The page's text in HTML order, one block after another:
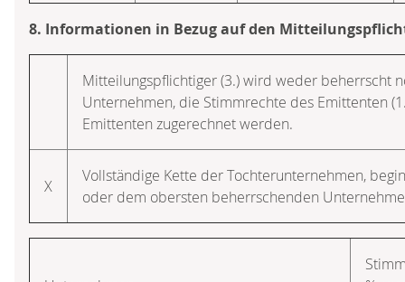
8. Informationen in Bezug auf den
Mitteilungspflichtiger (3.) wird weder beherrscht
Unternehmen, die Stimmrechte des Emittenten
Emittenten zugerechnet werden.
X
Vollständige Kette der Tochterunternehmen,
oder dem obersten beherrschenden